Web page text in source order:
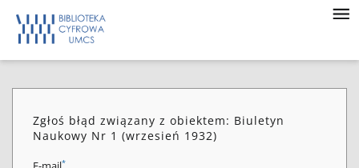
Zgłoś błąd związany z obiektem: Biuletyn
Naukowy Nr 1 (wrzesień 1932)
*